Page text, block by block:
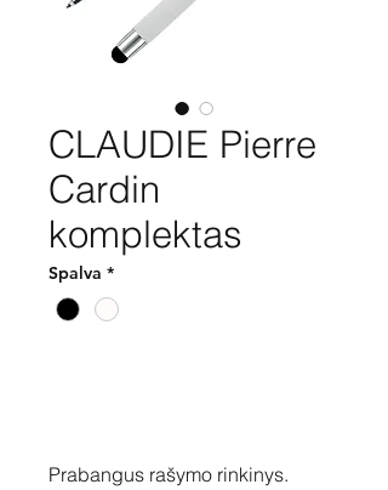
CLAUDIE Pierre
Cardin
komplektas
Spalva *
Prabangus rašymo rinkinys.